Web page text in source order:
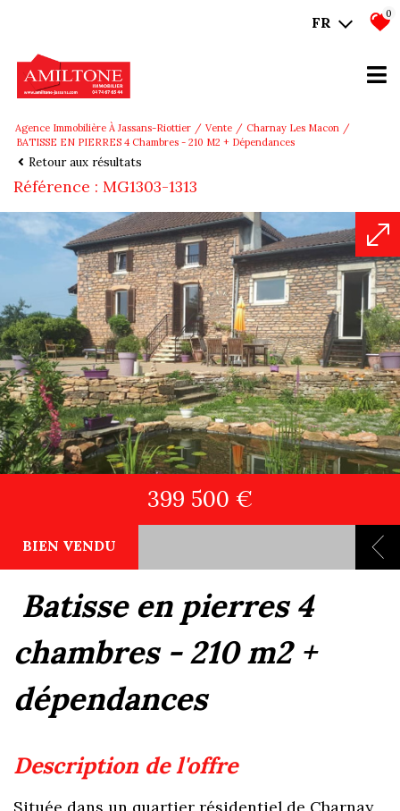
FR
0
Agence Immobilière À Jassans-Riottier Vente
Charnay Les Macon
BATISSE EN PIERRES 4 Chambres - 210 M2 + Dépendances
Retour aux résultats
Référence : MG1303-1313
BIEN VENDU
399 500 €
batisse en pierres 4
chambres - 210 m2 +
dépendances
description de l'offre